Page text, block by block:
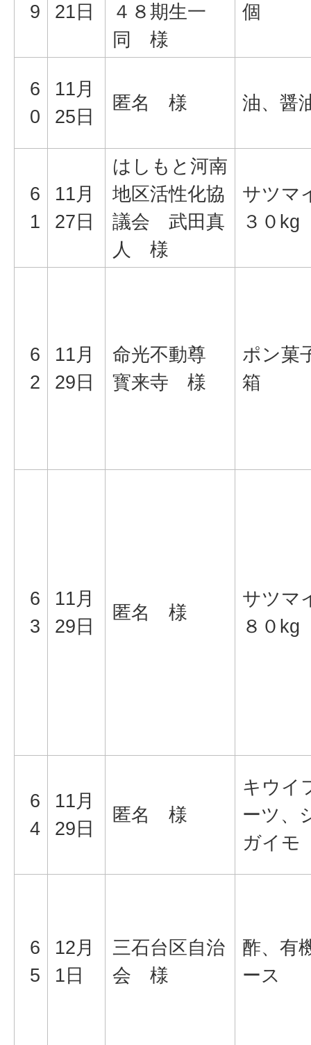
9
21日
４８期生一
同 様
個
6
0
11月
25日
匿名 様 油、醤
6
1
11月
27日
はしもと河南
地区活性化協
議会 武田真
人 様
サツマ
３０kg
6
2
11月
29日
命光不動尊
寳来寺 様
ポン菓
箱
6
3
11月
29日
匿名 様
サツマ
８０kg
6
4
11月
29日
匿名 様
キウイ
ーツ、
ガイモ
6
5
12月
1日
三石台区自治
会 様
酢、有
ース